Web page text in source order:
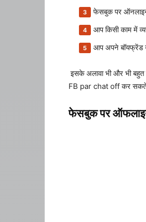
फेसबुक पर
आप किसी काम में
आप अपने बॉयफ्रेंड
इसके अलावा भी और भी
FB par chat off कर सकते
फेसबुक पर